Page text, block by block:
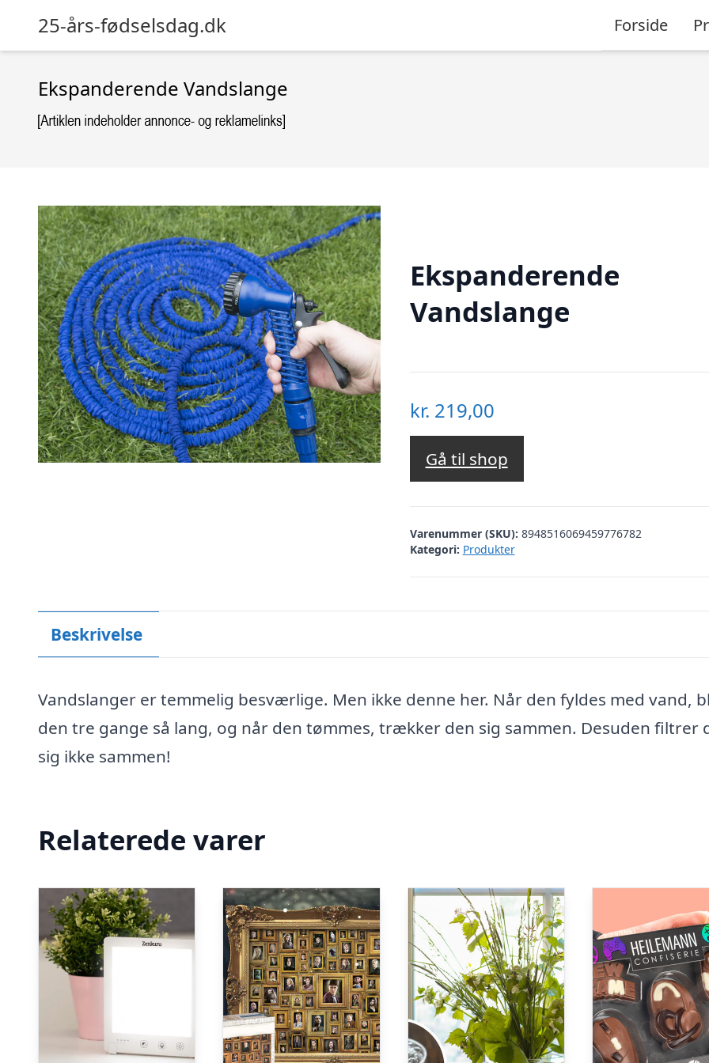
25-års-fødselsdag.dk Forside
Ekspanderende Vandslange
Ekspanderende
Vandslange
kr. 219,00
Gå til shop
Varenummer (SKU): 8948516069459776782
Kategori: Produkter
Beskrivelse
Vandslanger er temmelig besværlige. Men ikke denne her. Når den fyldes med vand,
den tre gange så lang, og når den tømmes, trækker den sig sammen. Desuden filtrer
sig ikke sammen!
Relaterede varer